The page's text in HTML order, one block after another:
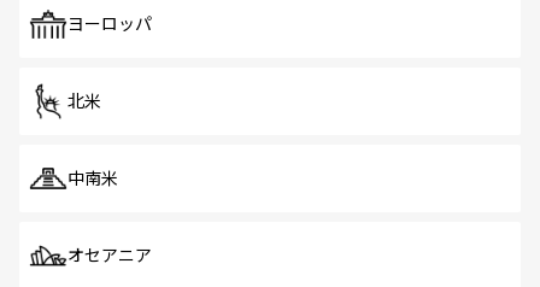
で、ホーカーズは地元の風情を楽しめる外せないスポット
ヨーロッパ
北米
中南米
オセアニア